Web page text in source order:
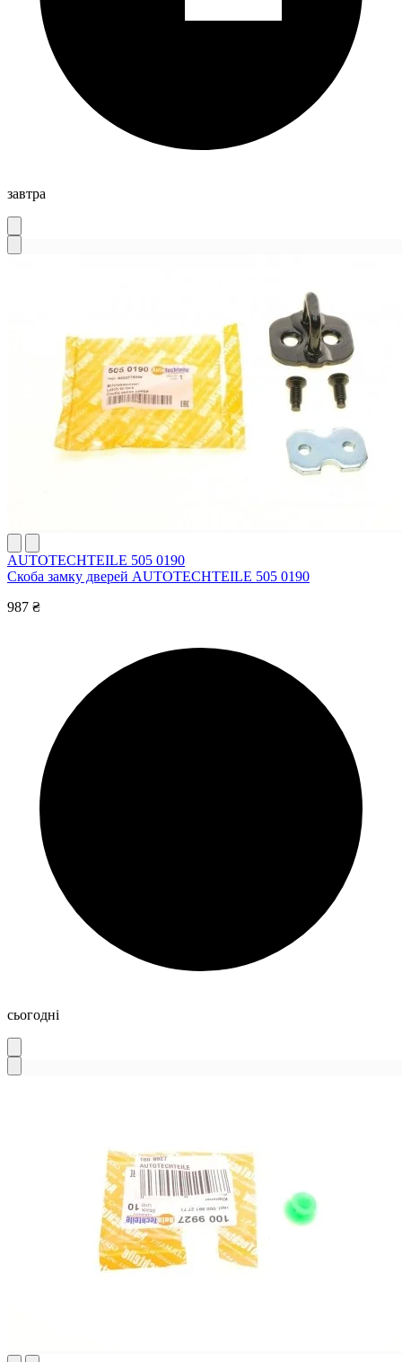
завтра
AUTOTECHTEILE 505 0190
Скоба замку дверей AUTOTECHTEILE 505 0190
987 ₴
сьогодні